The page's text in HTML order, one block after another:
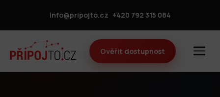
info@pripojto.cz +420 792 315 084
Ověřit dostupnost